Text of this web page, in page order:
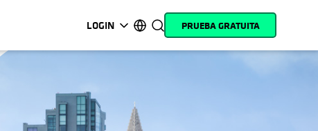
LOGIN
se abre en una pestaña nueva
Helios
se abre en una pestaña nueva
Alta
se abre en una pestaña nueva
se abre en una pestaña nueva
se abre en una pestaña nueva
se abre en una pestaña nueva
se abre en una pestaña nueva
se abre en una pestaña nueva
Deutsch (Germany)
PRUEBA GRATUITA